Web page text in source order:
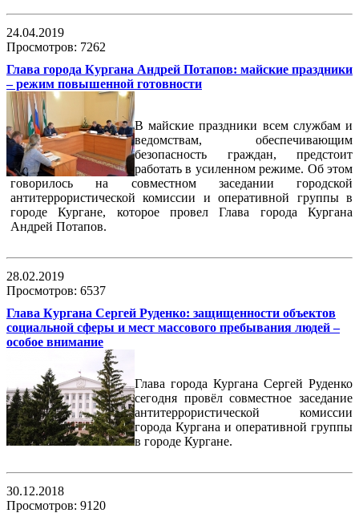
24.04.2019
Просмотров: 7262
Глава города Кургана Андрей Потапов: майские праздники
– режим повышенной готовности
В майские праздники всем службам и
ведомствам, обеспечивающим
безопасность граждан, предстоит
работать в усиленном режиме. Об этом
говорилось на совместном заседании городской
антитеррористической комиссии и оперативной группы в
городе Кургане, которое провел Глава города Кургана
Андрей Потапов.
28.02.2019
Просмотров: 6537
Глава Кургана Сергей Руденко: защищенности объектов
социальной сферы и мест массового пребывания людей –
особое внимание
Глава города Кургана Сергей Руденко
сегодня провёл совместное заседание
антитеррористической комиссии
города Кургана и оперативной группы
в городе Кургане.
30.12.2018
Просмотров: 9120